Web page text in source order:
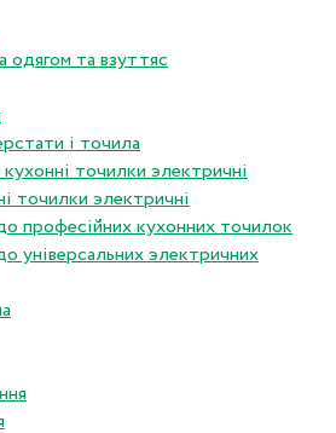
одягом та взуттяс
і точила
точилки электричнi
точилки электричнi
професiйних кухонних точилок
унiверсальних электричних